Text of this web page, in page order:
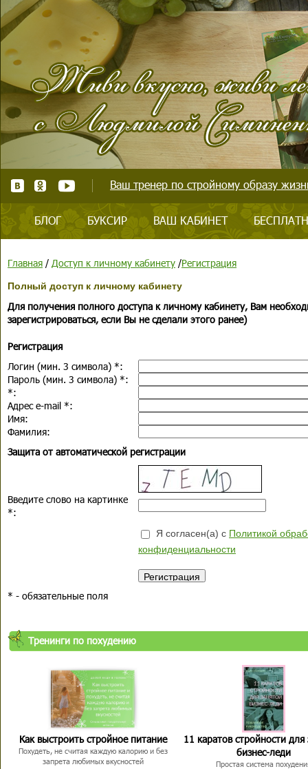
Ваш тренер по стройному образу
БЛОГ БУКСИР ВАШ КАБИНЕТ
Главная / Доступ к личному кабинету /Регистрация
Полный доступ к личному кабинету
Для получения полного доступа к личному кабинету, Вам
зарегистрироваться, если Вы не сделали этого ранее)
Регистрация
Логин (мин. 3 символа) *:
Пароль (мин. 3 символа) *:
*:
Адрес e-mail *:
Имя:
Фамилия:
Защита от автоматической регистрации
Введите слово на картинке
*:
Я согласен(а) с Политикой
конфиденциальности
* - обязательные поля
Тренинги по похудению
Как выстроить стройное питание
Похудеть, не считая каждую калорию и без
запрета любимых вкусностей
11 каратов стройности для
бизнес-леди
Простая система